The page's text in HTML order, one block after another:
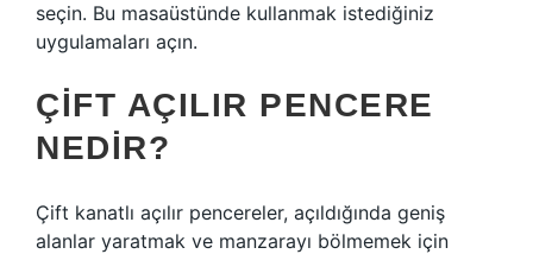
seçin. Bu masaüstünde kullanmak istediğiniz
uygulamaları açın.
ÇIFT AÇILIR PENCERE
NEDIR?
Çift kanatlı açılır pencereler, açıldığında geniş
alanlar yaratmak ve manzarayı bölmemek için